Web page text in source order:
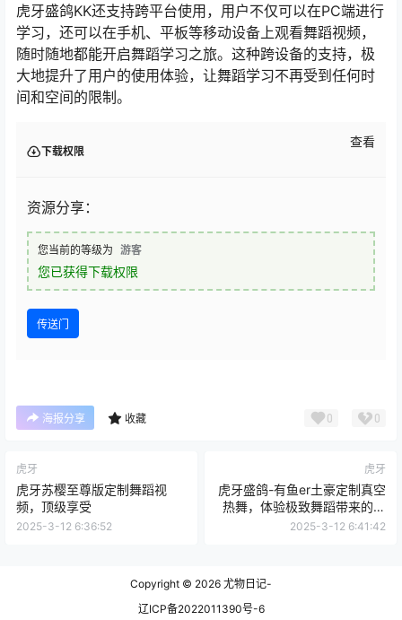
虎牙盛鸽KK还支持跨平台使用，用户不仅可以在PC端进行
学习，还可以在手机、平板等移动设备上观看舞蹈视频，
随时随地都能开启舞蹈学习之旅。这种跨设备的支持，极
大地提升了用户的使用体验，让舞蹈学习不再受到任何时
间和空间的限制。
下载权限
查看
资源分享：
您当前的等级为 游客
您已获得下载权限
传送门
海报分享 收藏 0 0
虎牙
虎牙苏樱至尊版定制舞蹈视
频，顶级享受
2025-3-12 6:36:52
虎牙
虎牙盛鸽-有鱼er土豪定制真空
热舞，体验极致舞蹈带来的视
觉冲击
2025-3-12 6:41:42
Copyright © 2026 尤物日记-
辽ICP备2022011390号-6